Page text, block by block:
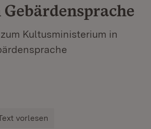
Kultusministerium in
vorlesen